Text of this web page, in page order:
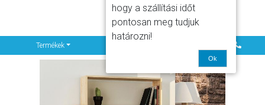
Termékek
hogy a szállítási időt
pontosan meg tudjuk
határozni!
Ok